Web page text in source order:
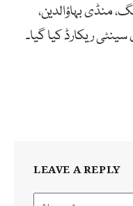
منڈی بہاؤالدین،
LEAVE A REPLY